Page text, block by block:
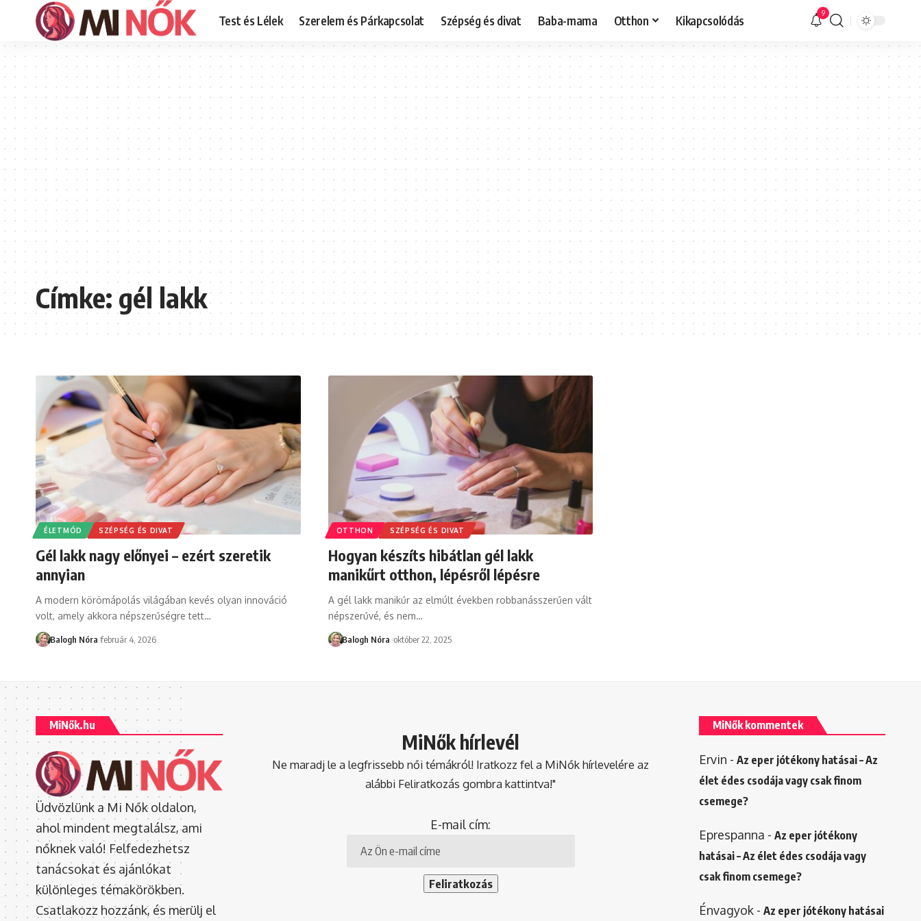
Test és Lélek Szerelem és Párkapcsolat Szépség és divat Baba-mama Otthon Kikapcsolódás 9
Címke:gél lakk
ÉLETMÓD SZÉPSÉG ÉS DIVAT
Gél lakk nagy előnyei – ezért szeretik
annyian
A modern körömápolás világában kevés olyan innováció
volt, amely akkora népszerűségre tett…
Balogh Nóra február 4, 2026
OTTHON SZÉPSÉG ÉS DIVAT
Hogyan készíts hibátlan gél lakk
manikűrt otthon, lépésről lépésre
A gél lakk manikűr az elmúlt években robbanásszerűen vált
népszerűvé, és nem…
Balogh Nóra október 22, 2025
MiNők.hu
Üdvözlünk a Mi Nők oldalon,
ahol mindent megtalálsz, ami
nőknek való! Felfedezhetsz
tanácsokat és ajánlókat
különleges témakörökben.
Csatlakozz hozzánk, és merülj el
MiNők hírlevél
Ne maradj le a legfrissebb női témákról! Iratkozz fel a MiNők hírlevelére az
alábbi Feliratkozás gombra kattintva!"
E-mail cím:
MiNők kommentek
Ervin - Az eper jótékony hatásai – Az
élet édes csodája vagy csak finom
csemege?
Eprespanna - Az eper jótékony
hatásai – Az élet édes csodája vagy
csak finom csemege?
Énvagyok- Az eper jótékony hatásai